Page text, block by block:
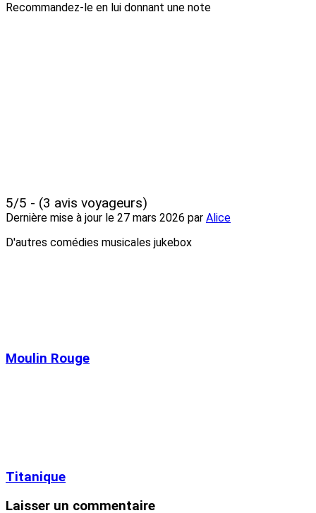
Recommandez-le en lui donnant une note
5/5 - (3 avis voyageurs)
Dernière mise à jour le 27 mars 2026 par Alice
D'autres comédies musicales jukebox
Moulin Rouge
Titanique
Laisser un commentaire